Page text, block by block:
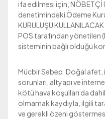
ifa edilmesi için, NÖBETÇİ
denetimindeki Ödeme
KURULUŞU
POS tarafından yönetilen
sisteminin bağlı olduğu
Mücbir Sebep: Doğal afet,
sorunları, altyapı ve
kötü hava koşulları da dahil
olmamak kaydıyla, ilgili
ve gerekli özeni